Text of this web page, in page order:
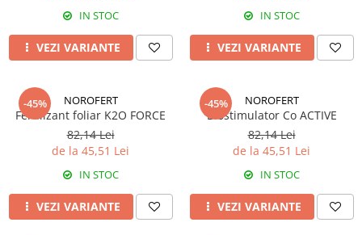
FLOAREA SOARELUI
Semințe
Erbicide
Insecticide
Biostimulatori
Fertilizanți foliari
Dezinfectant sol
Insecticide
Fertilizanți foliari
Adjuvanți
Tratament semințe
Fungicide
Insecticide
Biostimulatori
IN STOC
VEZI VARIANTE
IN STOC
VEZI VARIANTE
-45% NOROFERT
Fertilizant foliar K2O FORCE
82,14 Lei
de la 45,51 Lei
IN STOC
VEZI VARIANTE
-45% NOROFERT
Biostimulator Co ACTIVE
82,14 Lei
de la 45,51 Lei
IN STOC
VEZI VARIANTE